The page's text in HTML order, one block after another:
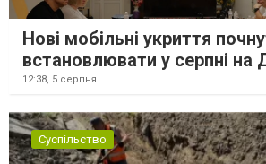
Нові мобільні укриття
встановлювати у серпні на
12:38, 5 серпня
Суспільство